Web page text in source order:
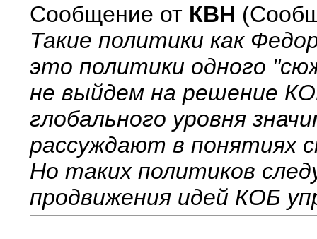
Сообщение от КВН
Такие политики как
это политики одного
не выйдем на решение
глобального уровня
рассуждают в понятиях
Но таких политиков
продвижения идей КОБ